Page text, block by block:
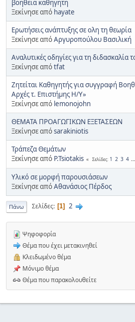
βοηθεια καθηγητη
Ξεκίνησε από hayate
Ερωτήσεις ανάπτυξης σε ολη τη θεωρία
Ξεκίνησε απόΑργυροπούλου Βασιλική
Αναλυτικές οδηγίες για τη
Ξεκίνησε απόtfat
Ζητείται Καθηγητής για συγγραφή
Αρχές τ. Επιστήμης Η/Υ»
Ξεκίνησε από lemonojohn
ΘΕΜΑΤΑ ΠΡΟΑΓΩΓΙΚΩΝ ΕΞΕΤΑΣΕΩΝ
Ξεκίνησε απόsarakiniotis
Τράπεζα Θεμάτων
Ξεκίνησε από P.Tsiotakis Σελίδες 1 2 3 4 ...
Υλικό σε μορφή παρουσιάσεων
Ξεκίνησε απόΑθανάσιος Πέρδος
Πάνω Σελίδες 1 2
Ψηφοφορία
Θέμα που έχει μετακινηθεί
Κλειδωμένο θέμα
Μόνιμο θέμα
Θέμα που παρακολουθείτε